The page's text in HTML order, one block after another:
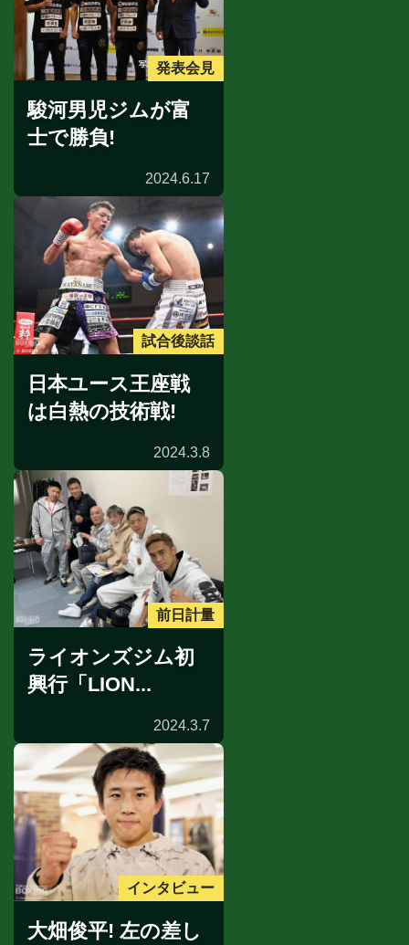
発表会見
駿河男児ジムが富
士で勝負!
2024.6.17
試合後談話
日本ユース王座戦
は白熱の技術戦!
2024.3.8
前日計量
ライオンズジム初
興行「LION...
2024.3.7
インタビュー
大畑俊平! 左の差し